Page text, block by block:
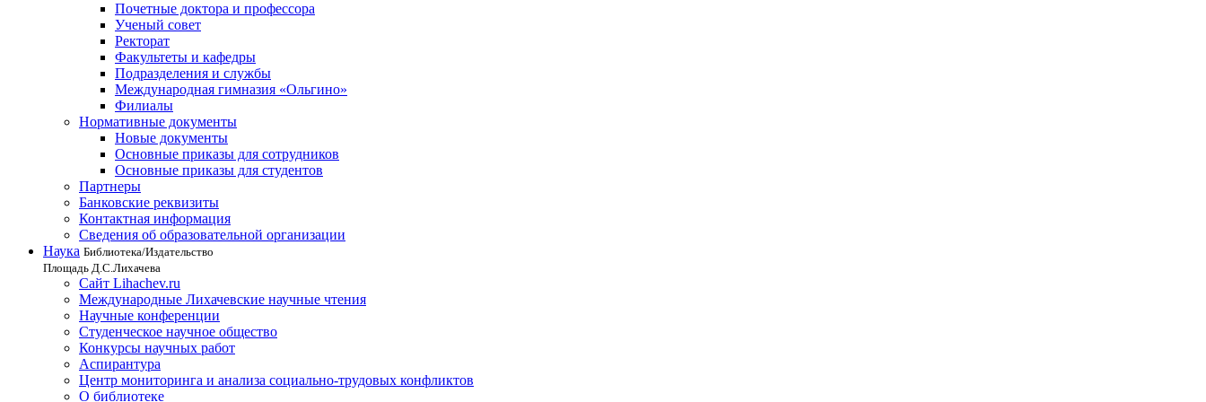
Почетные доктора и профессора
Ученый совет
Ректорат
Факультеты и кафедры
Подразделения и службы
Международная гимназия «Ольгино»
Филиалы
Нормативные документы
Новые документы
Основные приказы для сотрудников
Основные приказы для студентов
Партнеры
Банковские реквизиты
Контактная информация
Сведения об образовательной организации
Наука Библиотека/Издательство
Площадь Д.С.Лихачева
Сайт Lihachev.ru
Международные Лихачевские научные чтения
Научные конференции
Студенческое научное общество
Конкурсы научных работ
Аспирантура
Центр мониторинга и анализа социально-трудовых конфликтов
О библиотеке